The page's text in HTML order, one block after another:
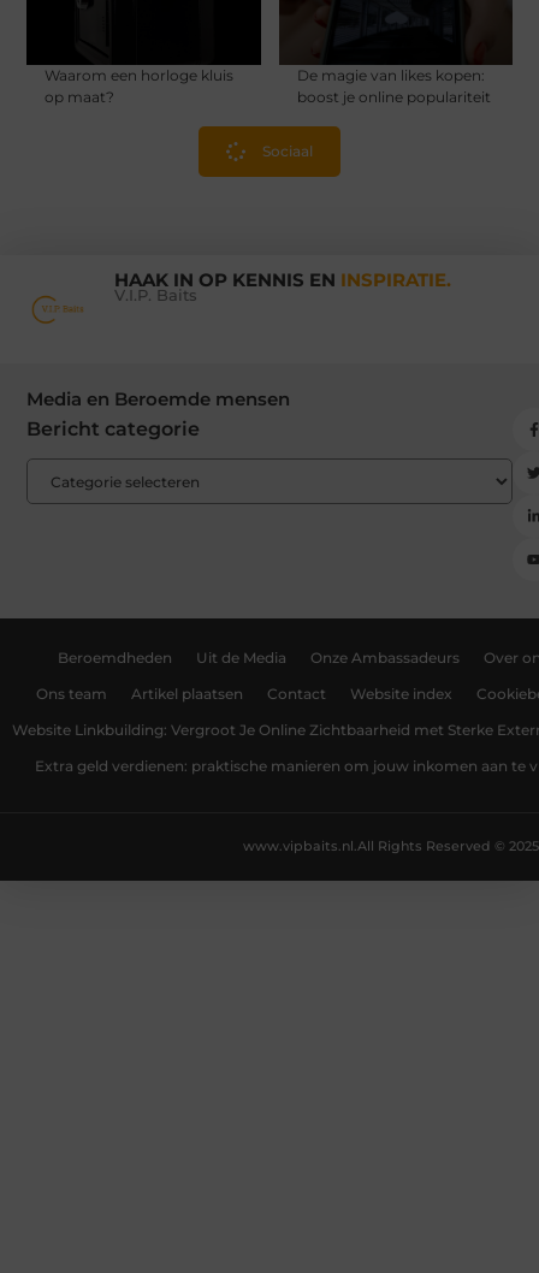
Waarom een horloge kluis
op maat?
De magie van likes kopen:
boost je online populariteit
Sociaal
HAAK IN OP KENNIS EN INSPIRATIE.
V.I.P. Baits
Media en Beroemde mensen
Bericht categorie
Beroemdheden Uit de Media Onze Ambassadeurs Over
Ons team Artikel plaatsen Contact Website index
Website Linkbuilding: Vergroot Je Online Zichtbaarheid met Sterke
Extra geld verdienen: praktische manieren om jouw inkomen aan te
All Rights Reserved © 2025
www.vipbaits.nl.